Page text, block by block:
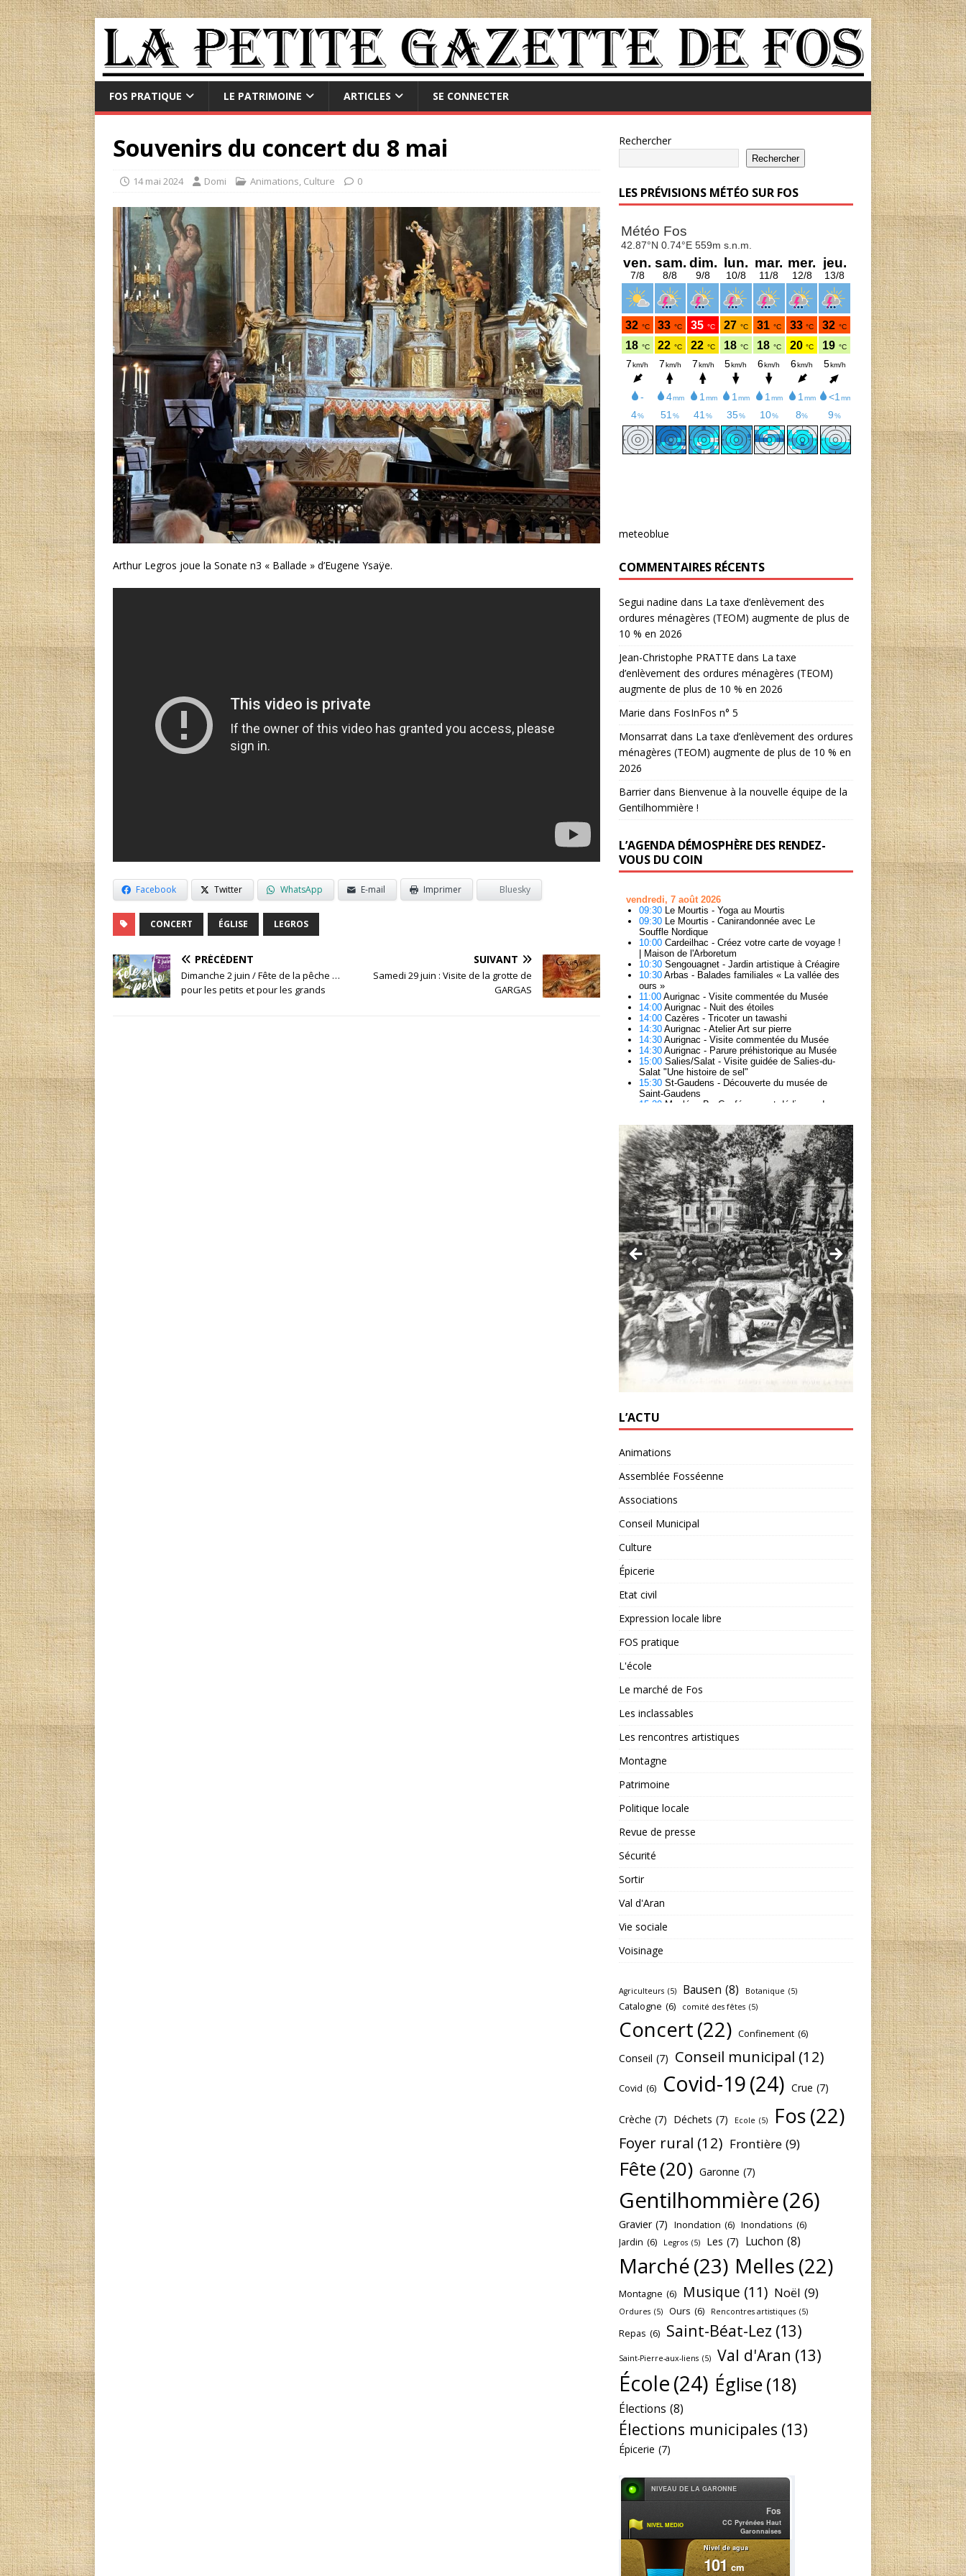
FOS PRATIQUE LE PATRIMOINE ARTICLES SE CONNECTER
Souvenirs du concert du 8 mai
14 mai 2024 Domi Animations, Culture 0
Arthur Legros joue la Sonate n3 « Ballade » d’Eugene Ysaÿe.
Facebook Twitter WhatsApp E-mail Imprimer Bluesky
CONCERT ÉGLISE LEGROS
PRÉCÉDENT
Dimanche 2 juin / Fête de la pêche …
pour les petits et pour les grands
SUIVANT
Samedi 29 juin : Visite de la grotte de
GARGAS
Rechercher
Rechercher
LES PRÉVISIONS MÉTÉO SUR FOS
meteoblue
COMMENTAIRES RÉCENTS
Segui nadine dans La taxe d’enlèvement des
ordures ménagères (TEOM) augmente de plus de
10 % en 2026
Jean-Christophe PRATTEdans La taxe
d’enlèvement des ordures ménagères (TEOM)
augmente de plus de 10 % en 2026
Marie dans FosInFos n° 5
Monsarratdans La taxe d’enlèvement des ordures
ménagères (TEOM) augmente de plus de 10 % en
2026
Barrierdans Bienvenue à la nouvelle équipe de la
Gentilhommière !
L’AGENDA DÉMOSPHÈRE DES RENDEZ-
VOUS DU COIN
L’ACTU
Animations
Assemblée Fosséenne
Associations
Conseil Municipal
Culture
Épicerie
Etat civil
Expression locale libre
FOS pratique
L'école
Le marché de Fos
Les inclassables
Les rencontres artistiques
Montagne
Patrimoine
Politique locale
Revue de presse
Sécurité
Sortir
Val d'Aran
Vie sociale
Voisinage
Agriculteurs (5) Bausen (8) Botanique (5)
Catalogne (6) comité des fêtes (5)
Concert(22) Confinement (6)
Conseil (7) Conseil municipal (12)
Covid (6) Covid-19(24) Crue (7)
Crèche (7) Déchets (7) Ecole (5) Fos(22)
Foyer rural (12) Frontière (9)
Fête(20) Garonne (7)
Gentilhommière(26)
Gravier (7) Inondation (6) Inondations (6)
Jardin (6) Legros (5) Les (7) Luchon (8)
Marché(23) Melles(22)
Montagne (6) Musique (11) Noël (9)
Ordures (5) Ours (6) Rencontres artistiques (5)
Repas (6) Saint-Béat-Lez (13)
Saint-Pierre-aux-liens (5) Val d'Aran (13)
École(24) Église(18)
Élections (8)
Élections municipales (13)
Épicerie (7)